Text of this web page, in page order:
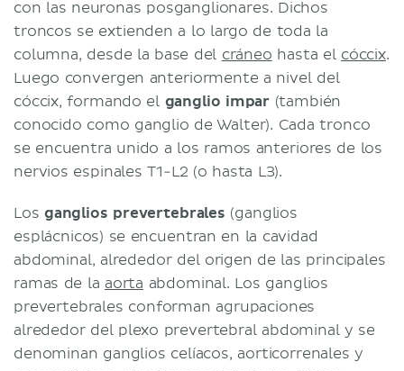
con las neuronas posganglionares. Dichos
troncos se extienden a lo largo de toda la
columna, desde la base del cráneo hasta el cóccix.
Luego convergen anteriormente a nivel del
cóccix, formando el ganglio impar (también
conocido como ganglio de Walter). Cada tronco
se encuentra unido a los ramos anteriores de los
nervios espinales T1-L2 (o hasta L3).
Los ganglios prevertebrales (ganglios
esplácnicos) se encuentran en la cavidad
abdominal, alrededor del origen de las principales
ramas de la aorta abdominal. Los ganglios
prevertebrales conforman agrupaciones
alrededor del plexo prevertebral abdominal y se
denominan ganglios celíacos, aorticorrenales y